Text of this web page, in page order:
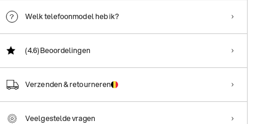
Welk telefoonmodel heb ik?
(4.6)Beoordelingen
Verzenden & retourneren
Veelgestelde vragen